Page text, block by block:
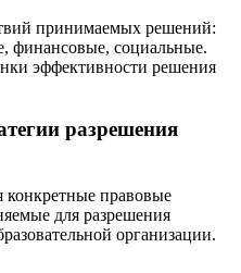
принимаемых решений:
финансовые, социальные.
эффективности решения
разрешения
конкретные правовые
для разрешения
организации.